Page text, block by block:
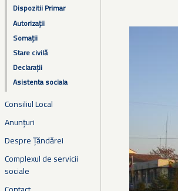
Dispozitii Primar
Autorizații
Somații
Stare civilă
Declarații
Asistenta sociala
Consiliul Local
Anunțuri
Despre Țăndărei
Complexul de servicii
sociale